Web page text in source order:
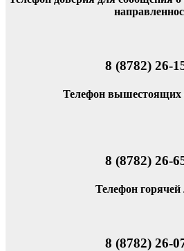
8 (8782) 26-
Телефон вышестоящих
8 (8782) 26-
Телефон
8 (8782) 26-